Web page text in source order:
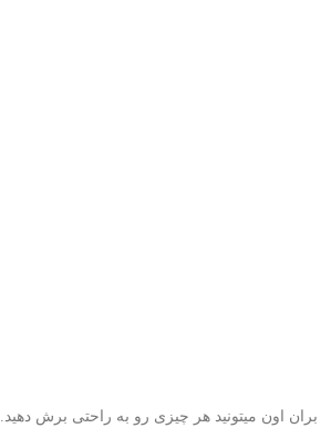
اون میتونید هر چیزی رو به راحتی برش دهید.